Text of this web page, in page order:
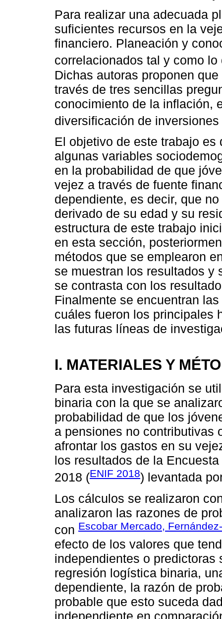
Para realizar una adecuada
suficientes recursos en la
financiero. Planeación y
correlacionados tal y como
Dichas autoras proponen
través de tres sencillas
conocimiento de la inflación,
diversificación de inversiones
El objetivo de este trabajo
algunas variables
en la probabilidad de que
vejez a través de fuente
dependiente, es decir, que
derivado de su edad y su
estructura de este trabajo
en esta sección,
métodos que se emplearon
se muestran los resultados y
se contrasta con los
Finalmente se encuentran
cuáles fueron los principales
las futuras líneas de
I. MATERIALES Y
Para esta investigación se
binaria con la que se
probabilidad de que los
a pensiones no contributivas
afrontar los gastos en su
los resultados de la
2018 (ENIF 2018) levantada
Los cálculos se realizaron
analizaron las razones de
con Escobar Mercado,
efecto de los valores que
independientes o
regresión logística binaria,
dependiente, la razón de
probable que esto suceda
independiente en